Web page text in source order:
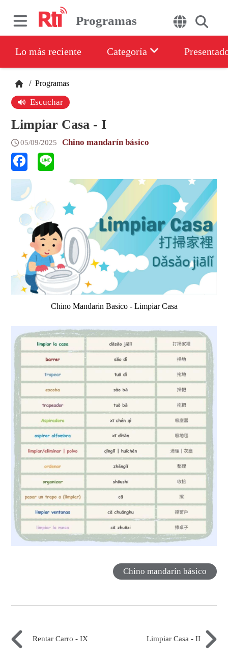
Programas
Lo más reciente Categoría
/ Programas
Escuchar
Limpiar Casa - I
05/09/2025 Chino mandarín básico
Chino Mandarin Basico - Limpiar Casa
Chino mandarín básico
Rentar Carro - IX Limpiar Casa - II